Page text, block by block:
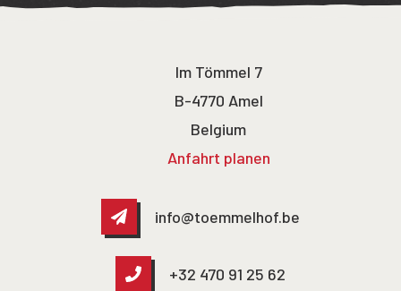
Im Tömmel 7
B-4770 Amel
Belgium
Anfahrt planen
info@toemmelhof.be
+32 470 91 25 62